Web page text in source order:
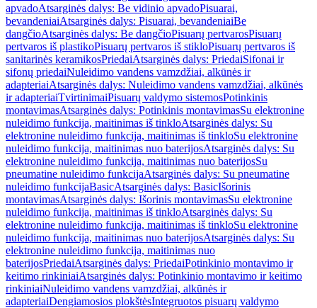
apvadoAtsarginės dalys: Be vidinio apvadoPisuarai,
bevandeniaiAtsarginės dalys: Pisuarai, bevandeniaiBe
dangčioAtsarginės dalys: Be dangčioPisuarų pertvarosPisuarų
pertvaros iš plastikoPisuarų pertvaros iš stikloPisuarų pertvaros iš
sanitarinės keramikosPriedaiAtsarginės dalys: PriedaiSifonai ir
sifonų priedaiNuleidimo vandens vamzdžiai, alkūnės ir
adapteriaiAtsarginės dalys: Nuleidimo vandens vamzdžiai, alkūnės
ir adapteriaiTvirtinimaiPisuarų valdymo sistemosPotinkinis
montavimasAtsarginės dalys: Potinkinis montavimasSu elektronine
nuleidimo funkcija, maitinimas iš tinkloAtsarginės dalys: Su
elektronine nuleidimo funkcija, maitinimas iš tinkloSu elektronine
nuleidimo funkcija, maitinimas nuo baterijosAtsarginės dalys: Su
elektronine nuleidimo funkcija, maitinimas nuo baterijosSu
pneumatine nuleidimo funkcijaAtsarginės dalys: Su pneumatine
nuleidimo funkcijaBasicAtsarginės dalys: BasicIšorinis
montavimasAtsarginės dalys: Išorinis montavimasSu elektronine
nuleidimo funkcija, maitinimas iš tinkloAtsarginės dalys: Su
elektronine nuleidimo funkcija, maitinimas iš tinkloSu elektronine
nuleidimo funkcija, maitinimas nuo baterijosAtsarginės dalys: Su
elektronine nuleidimo funkcija, maitinimas nuo
baterijosPriedaiAtsarginės dalys: PriedaiPotinkinio montavimo ir
keitimo rinkiniaiAtsarginės dalys: Potinkinio montavimo ir keitimo
rinkiniaiNuleidimo vandens vamzdžiai, alkūnės ir
adapteriaiDengiamosios plokštėsIntegruotos pisuarų valdymo